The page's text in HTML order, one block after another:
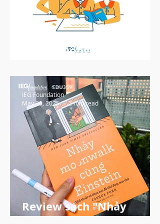
5 Hoạt Động Xây Dựng
Review sách "Nhảy
IEG Foundation
May 30, 2025
2 min read